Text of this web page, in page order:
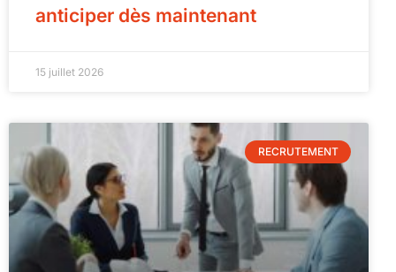
anticiper dès maintenant
15 juillet 2026
RECRUTEMENT